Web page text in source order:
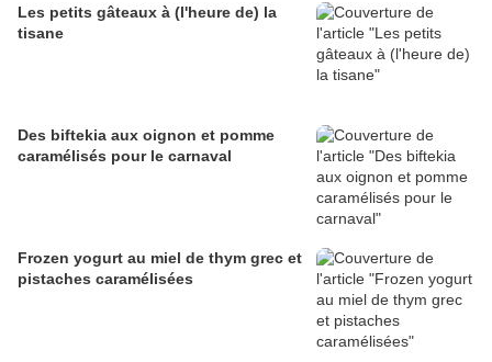
Les petits gâteaux à (l'heure de) la
tisane
Des biftekia aux oignon et pomme
caramélisés pour le carnaval
Frozen yogurt au miel de thym grec et
pistaches caramélisées